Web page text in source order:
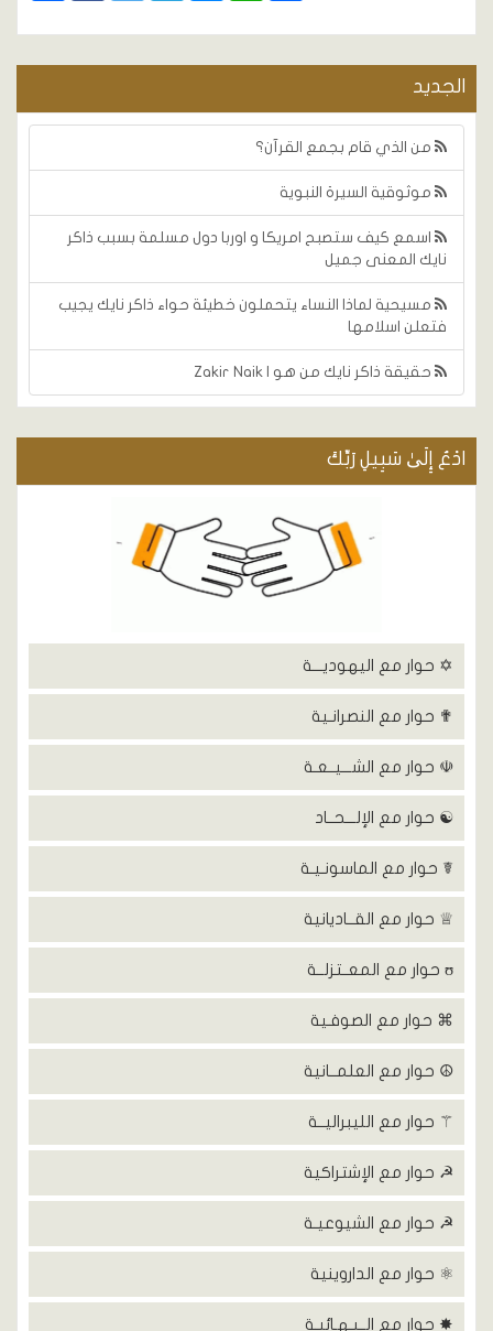
الجديد
من الذي قام بجمع القرآن؟
موثوقية السيرة النبوية
اسمع كيف ستصبح امريكا و اوربا دول مسلمة بسبب ذاكر
نايك المعنى جميل
مسيحية لماذا النساء يتحملون خطيئة حواء ذاكر نايك يجيب
فتعلن اسلامها
حقيقة ذاكر نايك من هو | Zakir Naik
ادْعُ إِلَىٰ سَبِيلِ رَبِّكَ
✡ حوار مع اليهوديـــة
✟ حوار مع النصرانـية
☫ حوار مع الشـــيــعـة
☯ حوار مع الإلـــحــاد
☤ حوار مع الماسونـيـة
♕ حوار مع القــاديانية
ʊ حوار مع المعــتزلــة
⌘ حوار مع الصوفـية
☮ حوار مع العلمــانية
⚚ حوار مع الليبراليــة
☭ حوار مع الإشتراكية
☭ حوار مع الشيوعيـة
⚛ حوار مع الداروينية
✸ حوار مع الــبـهـائيـة